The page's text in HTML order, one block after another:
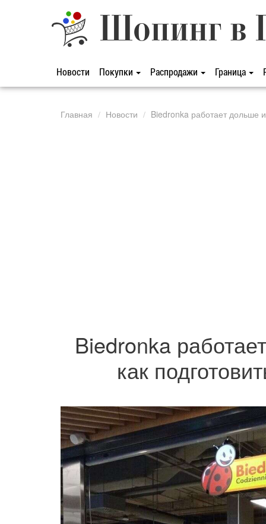
Шопинг в
Новости Покупки Распродажи Граница
Главная Новости Biedronka работает дольше
Biedronka
как